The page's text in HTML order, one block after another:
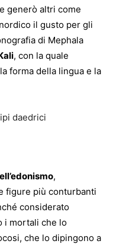
generò altri come
il gusto per gli
di Mephala
, con la quale
forma della lingua e la
,
figure più conturbanti
considerato
i mortali che lo
che lo dipingono a